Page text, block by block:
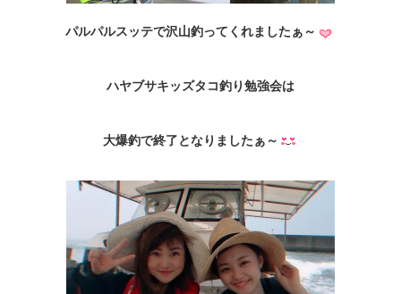
パルパルスッテで沢山釣ってくれましたぁ～
ハヤブサキッズタコ釣り勉強会は
大爆釣で終了となりましたぁ～